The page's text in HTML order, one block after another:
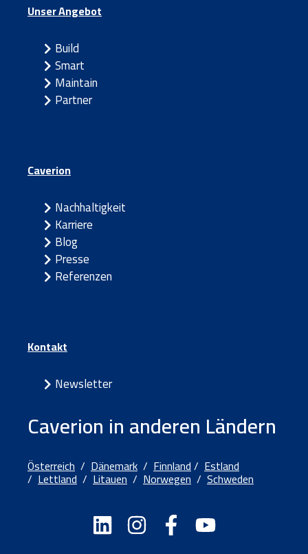
Unser Angebot
Build
Smart
Maintain
Partner
Caverion
Nachhaltigkeit
Karriere
Blog
Presse
Referenzen
Kontakt
Newsletter
Caverion in anderen Ländern
Österreich / Dänemark / Finnland/ Estland
/ Lettland / Litauen / Norwegen / Schweden